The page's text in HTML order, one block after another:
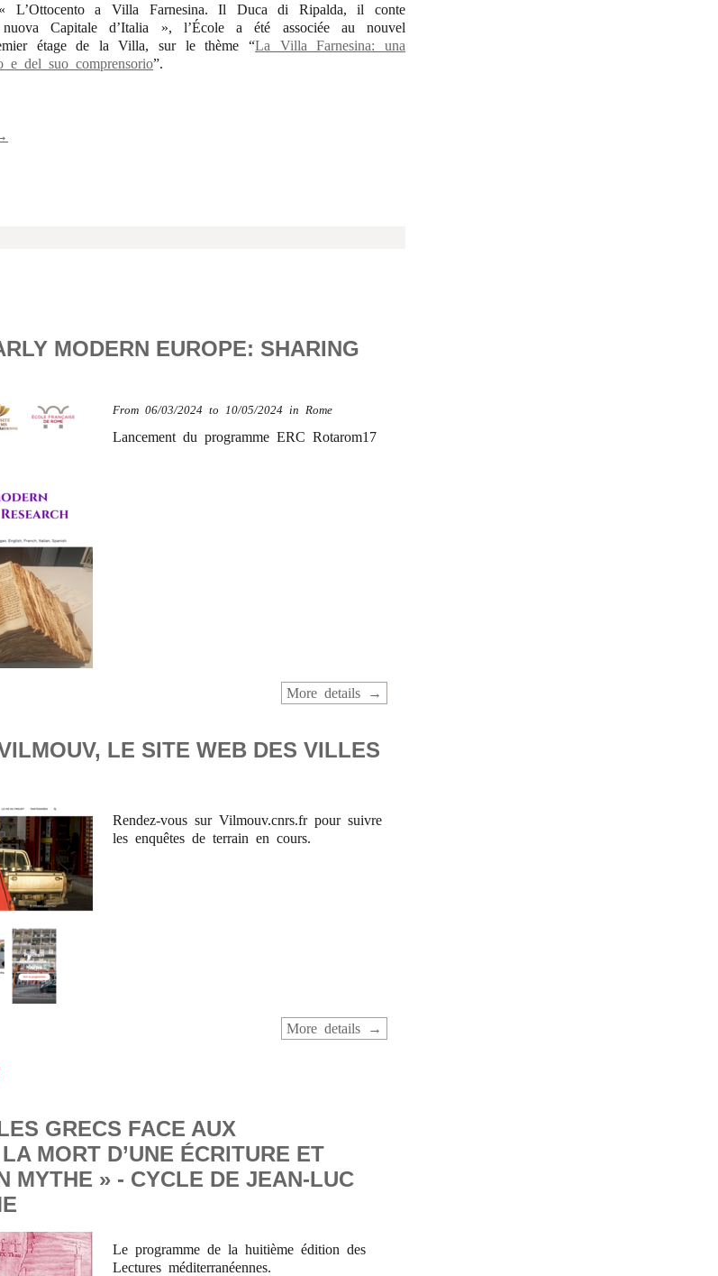
« L’Ottocento a Villa Farnesina. Il Duca di Ripalda, il conte
Capitale d’Italia », l’École a été associée au nouvel
étage de la Villa, sur le thème “La Villa Farnesina: una
e del suo comprensorio”.
MODERN EUROPE: SHARING
From 06/03/2024 to 10/05/2024 in Rome
Lancement du programme ERC Rotarom17
More details
LE SITE WEB DES VILLES
Rendez-vous sur Vilmouv.cnrs.fr pour suivre
les enquêtes de terrain en cours.
More details
GRECS FACE AUX
MORT D’UNE ÉCRITURE ET
MYTHE » - CYCLE DE JEAN-LUC
Le programme de la huitième édition des
Lectures méditerranéennes.